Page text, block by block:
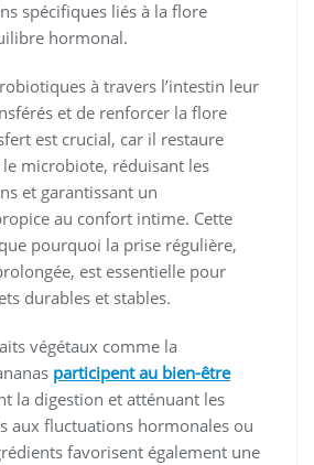
spécifiques liés à la flore
hormonal.
à travers l’intestin leur
et de renforcer la flore
est crucial, car il restaure
microbiote, réduisant les
et garantissant un
au confort intime. Cette
pourquoi la prise régulière,
est essentielle pour
durables et stables.
végétaux comme la
participent au bien-être
la digestion et atténuant les
aux fluctuations hormonales ou
favorisent également une